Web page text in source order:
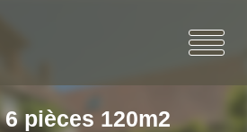
pièces 120m2